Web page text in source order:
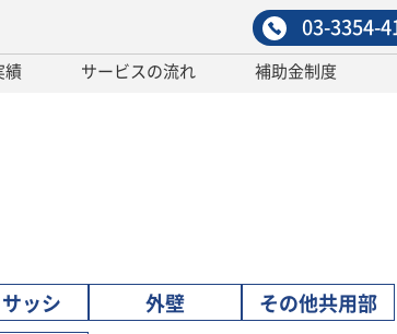
績 サービスの流れ 補助金制度
03-3354-
ッシ 外壁
その他共用部